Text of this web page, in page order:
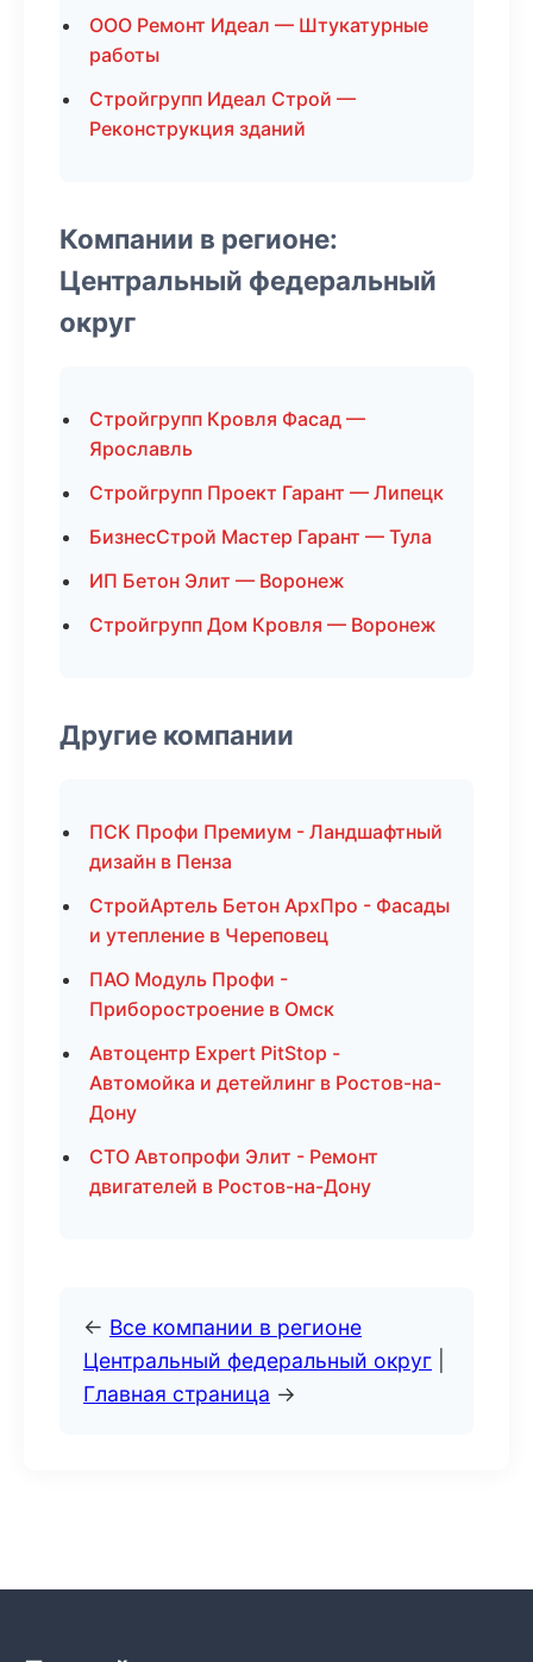
ООО Ремонт Идеал — Штукатурные
работы
Стройгрупп Идеал Строй —
Реконструкция зданий
Компании в регионе:
Центральный федеральный
округ
Стройгрупп Кровля Фасад —
Ярославль
Стройгрупп Проект Гарант — Липецк
БизнесСтрой Мастер Гарант — Тула
ИП Бетон Элит — Воронеж
Стройгрупп Дом Кровля — Воронеж
Другие компании
ПСК Профи Премиум - Ландшафтный
дизайн в Пенза
СтройАртель Бетон АрхПро - Фасады
и утепление в Череповец
ПАО Модуль Профи -
Приборостроение в Омск
Автоцентр Expert PitStop -
Автомойка и детейлинг в Ростов-на-
Дону
СТО Автопрофи Элит - Ремонт
двигателей в Ростов-на-Дону
← Все компании в регионе
Центральный федеральный округ
Главная страница →